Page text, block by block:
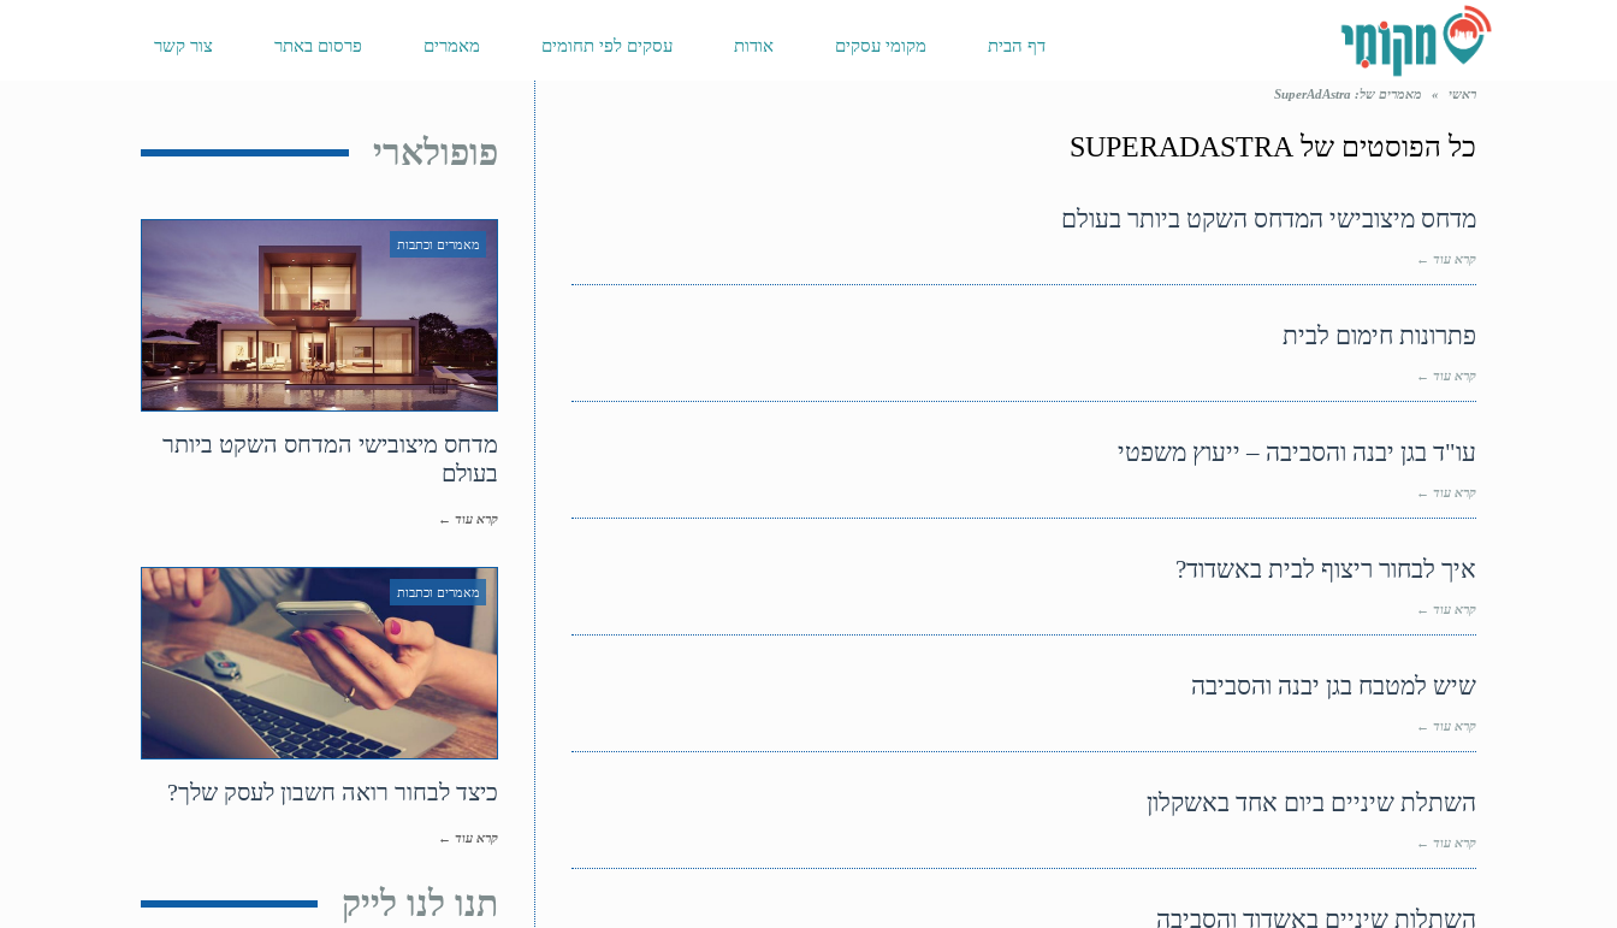
דף הבית מקומי עסקים אודות עסקים לפי תחומים מאמרים פרסום באתר צור קשר
ראשי » מאמרים של: SuperAdAstra
כל הפוסטים שלSUPERADASTRA
מדחס מיצובישי המדחס השקט ביותר בעולם
קרא עוד ←
פתרונות חימום לבית
קרא עוד ←
עו"ד בגן יבנה והסביבה – ייעוץ משפטי
קרא עוד ←
איך לבחור ריצוף לבית באשדוד?
קרא עוד ←
שיש למטבח בגן יבנה והסביבה
קרא עוד ←
השתלת שיניים ביום אחד באשקלון
קרא עוד ←
השתלות שיניים באשדוד והסביבה
פופולארי
מאמרים וכתבות
מדחס מיצובישי המדחס השקט ביותר
בעולם
קרא עוד ←
מאמרים וכתבות
כיצד לבחור רואה חשבון לעסק שלך?
קרא עוד ←
תנו לנו לייק